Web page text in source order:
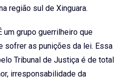
região sul de Xinguara.
um grupo guerrilheiro que
sofrer as punições da lei. Essa
Tribunal de Justiça é de total
irresponsabilidade da